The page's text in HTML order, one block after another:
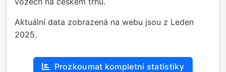
Aktuální data zobrazená na webu jsou z Leden
2025.
Prozkoumat kompletní statistiky